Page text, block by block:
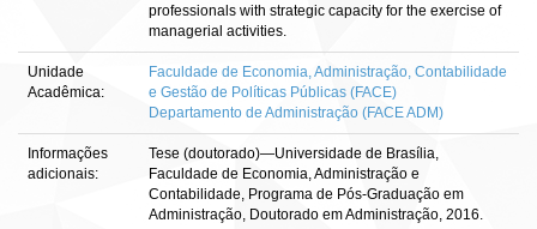
professionals with strategic capacity for the exercise of
managerial activities.
Unidade
Acadêmica:
Faculdade de Economia, Administração, Contabilidade
e Gestão de Políticas Públicas (FACE)
Departamento de Administração (FACE ADM)
Informações
adicionais:
Tese (doutorado)—Universidade de Brasília,
Faculdade de Economia, Administração e
Contabilidade, Programa de Pós-Graduação em
Administração, Doutorado em Administração, 2016.